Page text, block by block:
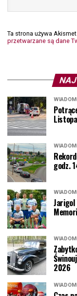
Ta strona używa
przetwarzane są dane
godz.
Jarigol
2026